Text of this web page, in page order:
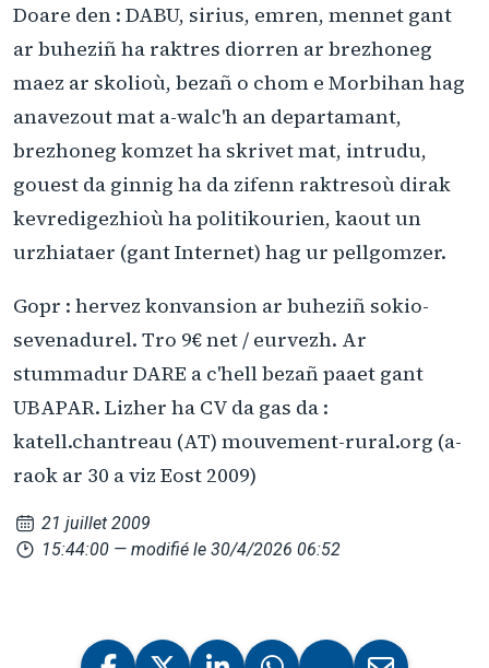
Doare den : DABU, sirius, emren, mennet gant
ar buheziñ ha raktres diorren ar brezhoneg
maez ar skolioù, bezañ o chom e Morbihan hag
anavezout mat a-walc'h an departamant,
brezhoneg komzet ha skrivet mat, intrudu,
gouest da ginnig ha da zifenn raktresoù dirak
kevredigezhioù ha politikourien, kaout un
urzhiataer (gant Internet) hag ur pellgomzer.
Gopr : hervez konvansion ar buheziñ sokio-
sevenadurel. Tro 9€ net / eurvezh. Ar
stummadur DARE a c'hell bezañ paaet gant
UBAPAR. Lizher ha CV da gas da :
katell.chantreau (AT) mouvement-rural.org (a-
raok ar 30 a viz Eost 2009)
21 juillet 2009
15:44:00 — modifié le 30/4/2026 06:52